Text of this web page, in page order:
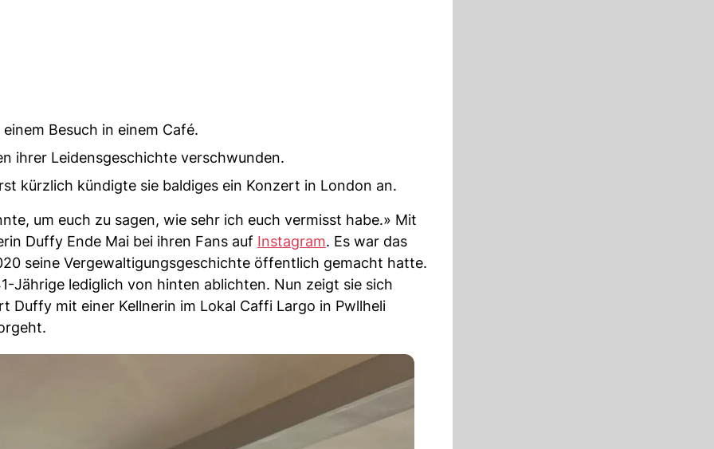
Besuch in einem Café.
ihrer Leidensgeschichte verschwunden.
kürzlich kündigte sie baldiges ein Konzert in London an.
um euch zu sagen, wie sehr ich euch vermisst habe.» Mit
Duffy Ende Mai bei ihren Fans auf Instagram. Es war das
seine Vergewaltigungsgeschichte öffentlich gemacht hatte.
Jährige lediglich von hinten ablichten. Nun zeigt sie sich
Duffy mit einer Kellnerin im Lokal Caffi Largo in Pwllheli